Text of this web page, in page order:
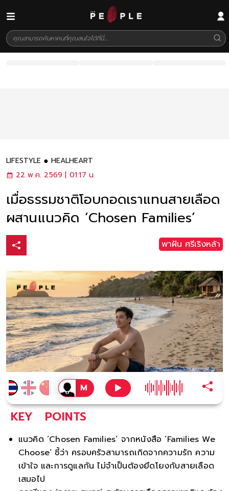
LIFESTYLE
HEALHEART
22 พ.ค. 2569 | 01:17 น.
เมื่อธรรมชาติโอบกอดเราแทนสายเลือด
ผสานแนวคิด ‘Chosen Families’
พาฝัน ศรีเริงหล้า
KEY POINTS
แนวคิด ‘Chosen Families’ จากหนังสือ ‘Families We
Choose’ ชี้ว่า ครอบครัวสามารถเกิดจากความรัก ความ
เข้าใจ และการดูแลกัน ไม่จำเป็นต้องยึดโยงกับสายเลือด
เสมอไป